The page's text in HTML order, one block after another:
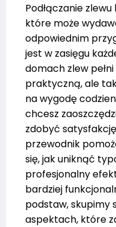
Podłączanie
które może
odpowiednim
jest w zasięgu
domach zlew
praktyczną, ale
na wygodę
chcesz
zdobyć
przewodnik
się, jak uniknąć
profesjonalny
bardziej
podstaw, skupimy
aspektach, które